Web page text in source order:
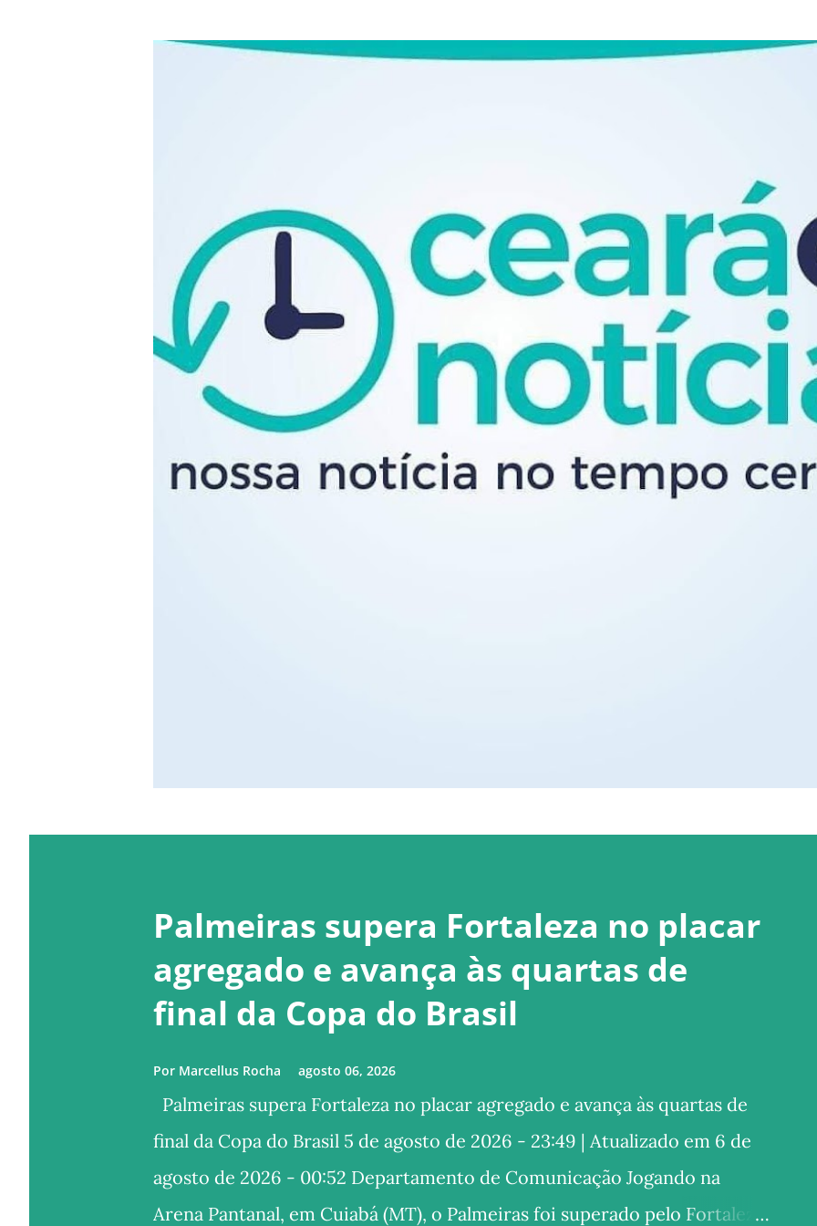
Palmeiras supera Fortaleza no placar
agregado e avança às quartas de
final da Copa do Brasil
Por Marcellus Rocha agosto 06, 2026
Palmeiras supera Fortaleza no placar agregado e avança às quartas de
final da Copa do Brasil 5 de agosto de 2026 - 23:49 | Atualizado em 6 de
agosto de 2026 - 00:52 Departamento de Comunicação Jogando na
Arena Pantanal, em Cuiabá (MT), o Palmeiras foi superado pelo Fortaleza